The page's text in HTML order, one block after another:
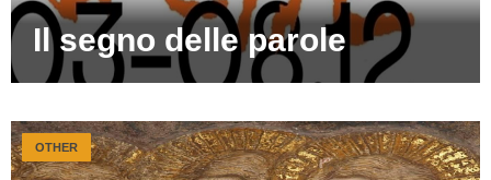
Il segno delle parole
OTHER